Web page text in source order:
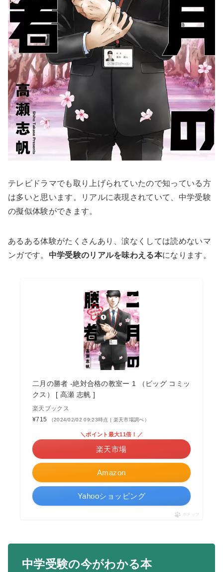
テレビドラマでも取り上げられていたので知っている方
は多いと思います。リアルに表現されていて、中学受験
の擬似体験ができます。
あるある体験がたくさんあり、涙なくしては読めないマ
ンガです。 中学受験のリアルを味わえる本になります。
二月の勝者 -絶対合格の教室ー 1 （ビッグ コミッ
クス） [ 高瀬 志帆 ]
楽天ブックス
¥715
（2024/02/02 09:23時点 | 楽天市場調べ）
Amazon
＼ポイント最大11倍！／
楽天市場
Yahooショッピング
ポチップ
中学受験の今がわかる本